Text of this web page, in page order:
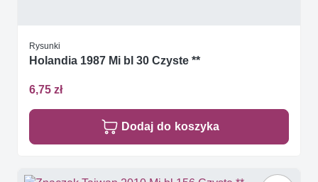
Rysunki
Holandia 1987 Mi bl 30 Czyste **
6,75 zł
Dodaj do koszyka